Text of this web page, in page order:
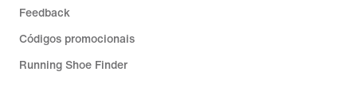
Feedback
Códigos promocionais
Running Shoe Finder